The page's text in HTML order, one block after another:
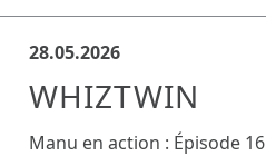
28.05.2026
WHIZTWIN
Manu en action : Épisode 16